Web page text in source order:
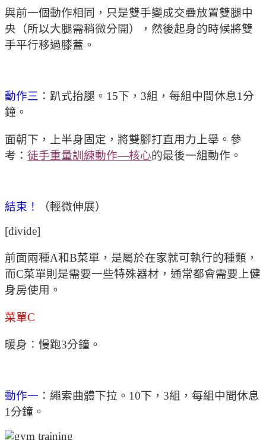
與前一個動作相同，只是雙手變成交疊放置雙腿中
央（所以大腿需稍微分開），然後起身的時候將雙
手平行移過膝蓋。
動作三 ：趴式抬腿。15下，3組，每組中間休息1分
鐘。
面朝下，上半身固定，將雙腳打直用力上舉。參
考： 徒手重量訓練動作—核心的最後一組動作。
結束！
（輕微伸展）
[divide]
前面兩種A和B菜單，是屬於在家就可執行的種類，
而C菜單則是需要一些特殊器材，通常都會需要上健
身房使用。
菜單C
暖身：慢跑3分鐘。
動作一 ：繩索曲體下拉。10下，3組，每組中間休息
1分鐘。